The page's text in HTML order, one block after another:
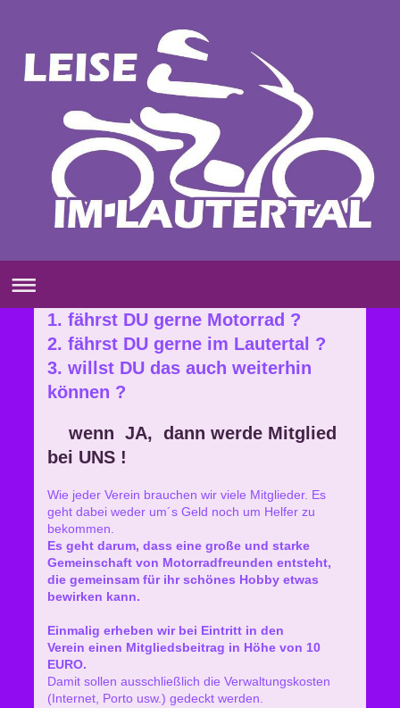
1. fährst DU gerne Motorrad ?
2. fährst DU gerne im Lautertal ?
3. willst DU das auch weiterhin
können ?
wenn JA, dann werde Mitglied
bei UNS !
Wie jeder Verein brauchen wir viele Mitglieder. Es
geht dabei weder um´s Geld noch um Helfer zu
bekommen.
Es geht darum, dass eine große und starke
Gemeinschaft von Motorradfreunden entsteht,
die gemeinsam für ihr schönes Hobby etwas
bewirken kann.
Einmalig erheben wir bei Eintritt in den
Verein einen Mitgliedsbeitrag in Höhe von 10
EURO.
Damit sollen ausschließlich die Verwaltungskosten
(Internet, Porto usw.) gedeckt werden.